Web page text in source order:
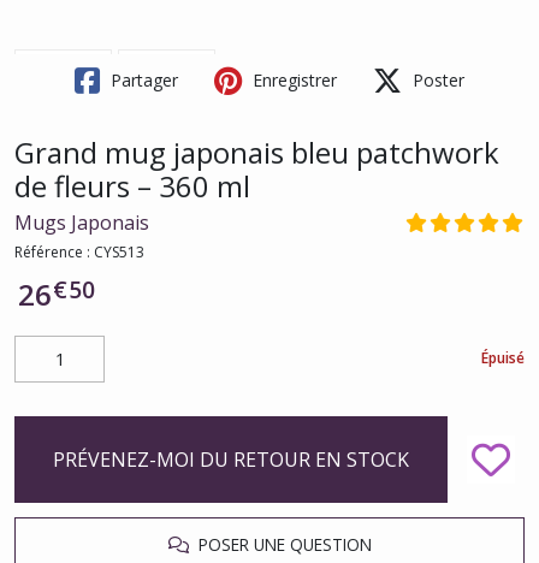
Partager Enregistrer Poster
Grand mug japonais bleu patchwork
de fleurs – 360 ml
Mugs Japonais
Référence : CYS513
26€50
Épuisé
PRÉVENEZ-MOI DU RETOUR EN STOCK
POSER UNE QUESTION